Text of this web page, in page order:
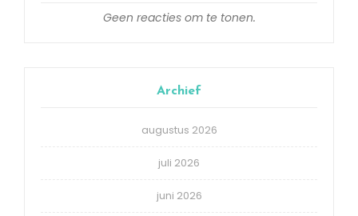
Geen reacties om te tonen.
Archief
augustus 2026
juli 2026
juni 2026